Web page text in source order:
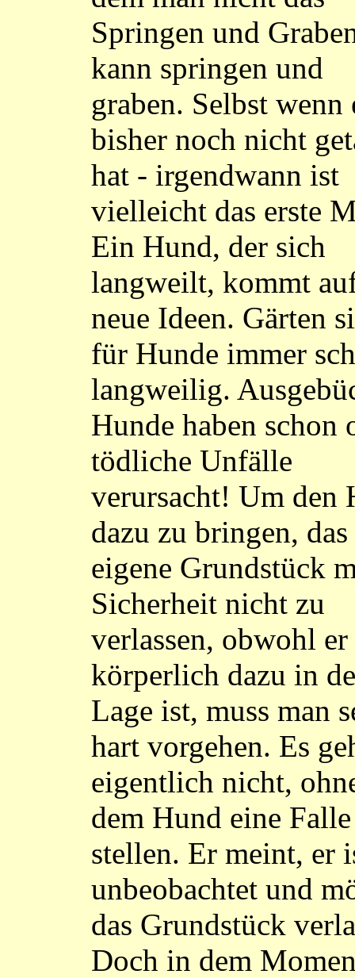
Springen und
kann springen und
graben. Selbst wenn
bisher noch nicht
hat - irgendwann ist
vielleicht das erste
Ein Hund, der sich
langweilt, kommt
neue Ideen. Gärten
für Hunde immer
langweilig.
Hunde haben schon
tödliche Unfälle
verursacht! Um den
dazu zu bringen, das
eigene Grundstück
Sicherheit nicht zu
verlassen, obwohl er
körperlich dazu in
Lage ist, muss man
hart vorgehen. Es
eigentlich nicht,
dem Hund eine
stellen. Er meint, er
unbeobachtet und
das Grundstück
Doch in dem